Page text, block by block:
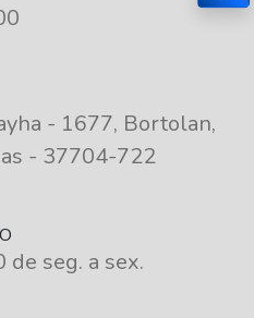
- 1677, Bortolan,
- 37704-722
de seg. a sex.